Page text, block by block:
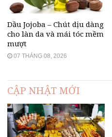
Dầu Jojoba – Chút dịu dàng
cho làn da và mái tóc mềm
mượt
07 THÁNG 08, 2026
CẬP NHẬT MỚI